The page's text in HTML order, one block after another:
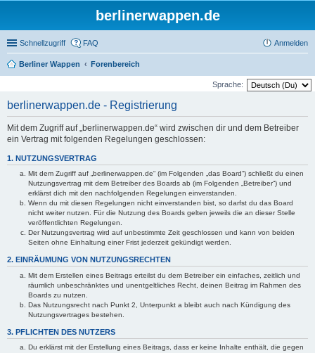
berlinerwappen.de
Schnellzugriff FAQ Anmelden
Berliner Wappen Forenbereich
Sprache:
berlinerwappen.de - Registrierung
Mit dem Zugriff auf „berlinerwappen.de“ wird zwischen dir und dem Betreiber
ein Vertrag mit folgenden Regelungen geschlossen:
1. NUTZUNGSVERTRAG
Mit dem Zugriff auf „berlinerwappen.de“ (im Folgenden „das Board“) schließt du einen
Nutzungsvertrag mit dem Betreiber des Boards ab (im Folgenden „Betreiber“) und
erklärst dich mit den nachfolgenden Regelungen einverstanden.
Wenn du mit diesen Regelungen nicht einverstanden bist, so darfst du das Board
nicht weiter nutzen. Für die Nutzung des Boards gelten jeweils die an dieser Stelle
veröffentlichten Regelungen.
Der Nutzungsvertrag wird auf unbestimmte Zeit geschlossen und kann von beiden
Seiten ohne Einhaltung einer Frist jederzeit gekündigt werden.
2. EINRÄUMUNG VON NUTZUNGSRECHTEN
Mit dem Erstellen eines Beitrags erteilst du dem Betreiber ein einfaches, zeitlich und
räumlich unbeschränktes und unentgeltliches Recht, deinen Beitrag im Rahmen des
Boards zu nutzen.
Das Nutzungsrecht nach Punkt 2, Unterpunkt a bleibt auch nach Kündigung des
Nutzungsvertrages bestehen.
3. PFLICHTEN DES NUTZERS
Du erklärst mit der Erstellung eines Beitrags, dass er keine Inhalte enthält, die gegen